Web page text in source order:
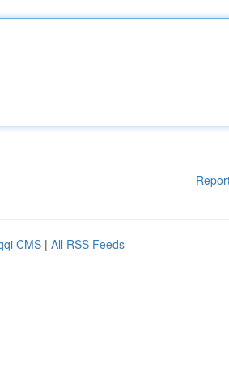
CMS | All RSS Feeds